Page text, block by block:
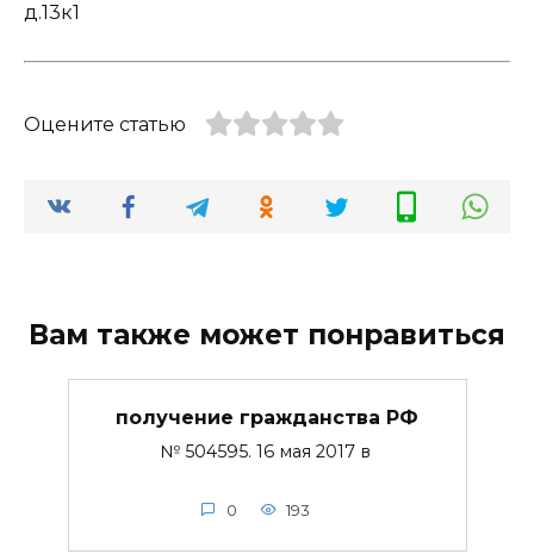
д.13к1
Оцените статью
Вам также может понравиться
получение гражданства РФ
№ 504595. 16 мая 2017 в
0 193